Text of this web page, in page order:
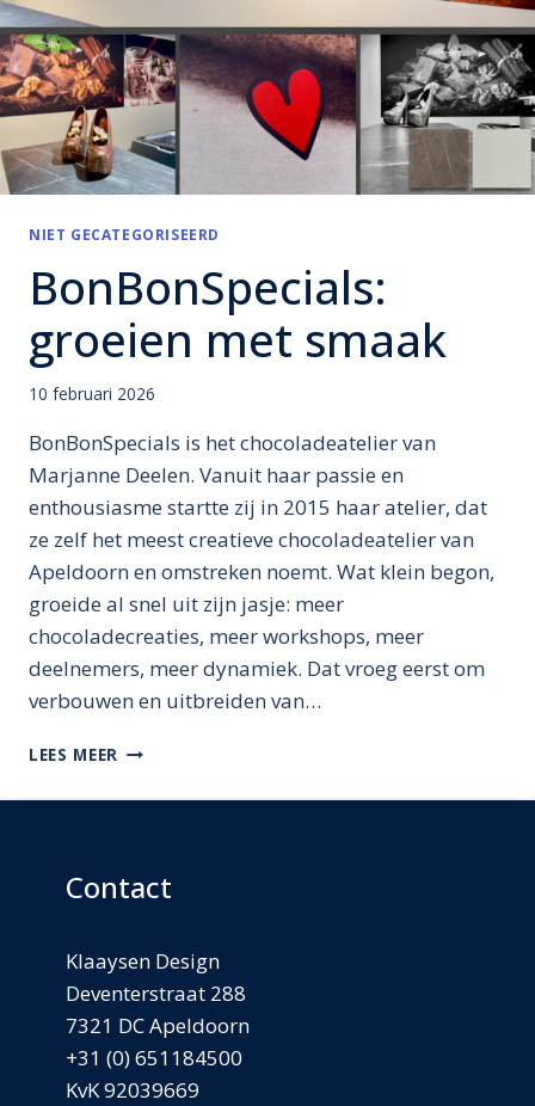
NIET GECATEGORISEERD
BonBonSpecials:
groeien met smaak
10 februari 2026
BonBonSpecials is het chocoladeatelier van
Marjanne Deelen. Vanuit haar passie en
enthousiasme startte zij in 2015 haar atelier, dat
ze zelf het meest creatieve chocoladeatelier van
Apeldoorn en omstreken noemt. Wat klein begon,
groeide al snel uit zijn jasje: meer
chocoladecreaties, meer workshops, meer
deelnemers, meer dynamiek. Dat vroeg eerst om
verbouwen en uitbreiden van…
LEES MEER BONBONSPECIALS:
MET
Contact
Klaaysen Design
Deventerstraat 288
7321 DC Apeldoorn
+31 (0) 651184500
KvK 92039669